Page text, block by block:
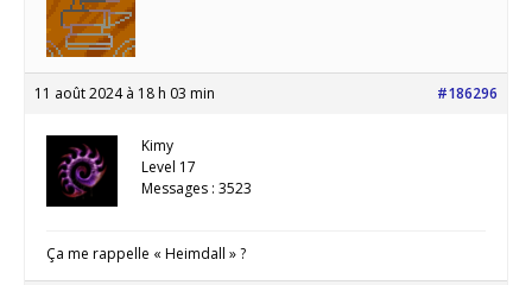
11 août 2024 à 18 h 03 min #186296
Kimy
Level 17
Messages : 3523
Ça me rappelle « Heimdall » ?